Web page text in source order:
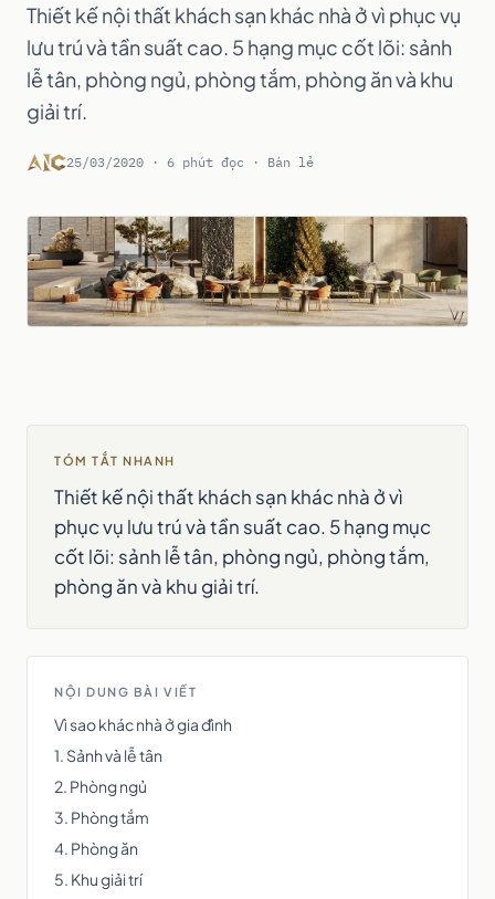
Thiết kế nội thất khách sạn khác nhà ở vì phục vụ
lưu trú và tần suất cao. 5 hạng mục cốt lõi: sảnh
lễ tân, phòng ngủ, phòng tắm, phòng ăn và khu
giải trí.
25/03/2020 · 6 phút đọc · Bán lẻ
TÓM TẮT NHANH
Thiết kế nội thất khách sạn khác nhà ở vì
phục vụ lưu trú và tần suất cao. 5 hạng mục
cốt lõi: sảnh lễ tân, phòng ngủ, phòng tắm,
phòng ăn và khu giải trí.
NỘI DUNG BÀI VIẾT
Vì sao khác nhà ở gia đình
1. Sảnh và lễ tân
2. Phòng ngủ
3. Phòng tắm
4. Phòng ăn
5. Khu giải trí